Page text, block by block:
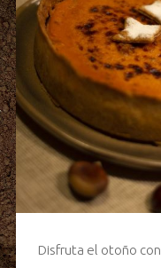
Disfruta el otoño